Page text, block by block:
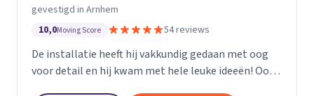
gevestigd in Arnhem
10,0Moving Score 54 reviews
De installatie heeft hij vakkundig gedaan met oog
voor detail en hij kwam met hele leuke ideeën! Ook